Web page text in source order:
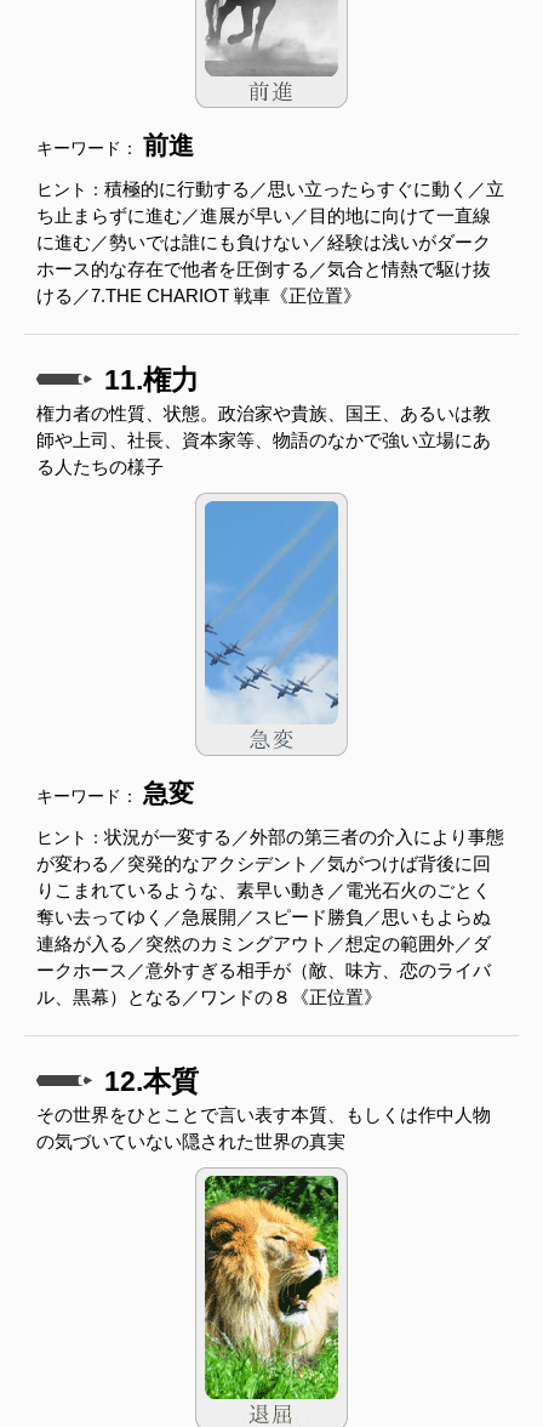
キーワード： 前進
ヒント： 積極的に行動する／思い立ったらすぐに動く／立
ち止まらずに進む／進展が早い／目的地に向けて一直線
に進む／勢いでは誰にも負けない／経験は浅いがダーク
ホース的な存在で他者を圧倒する／気合と情熱で駆け抜
ける／7.THE CHARIOT 戦車《正位置》
11.権力
権力者の性質、状態。政治家や貴族、国王、あるいは教
師や上司、社長、資本家等、物語のなかで強い立場にあ
る人たちの様子
キーワード： 急変
ヒント： 状況が一変する／外部の第三者の介入により事態
が変わる／突発的なアクシデント／気がつけば背後に回
りこまれているような、素早い動き／電光石火のごとく
奪い去ってゆく／急展開／スピード勝負／思いもよらぬ
連絡が入る／突然のカミングアウト／想定の範囲外／ダ
ークホース／意外すぎる相手が（敵、味方、恋のライバ
ル、黒幕）となる／ワンドの８《正位置》
12.本質
その世界をひとことで言い表す本質、もしくは作中人物
の気づいていない隠された世界の真実